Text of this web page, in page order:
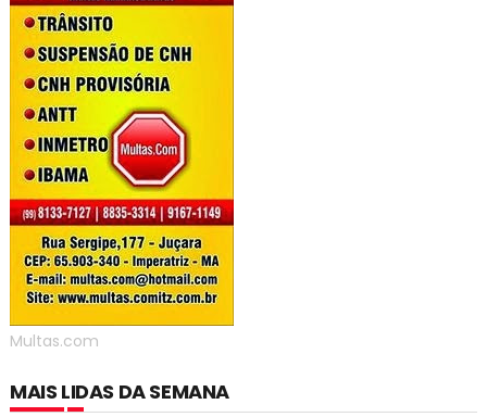
Multas.com
MAIS LIDAS DA SEMANA